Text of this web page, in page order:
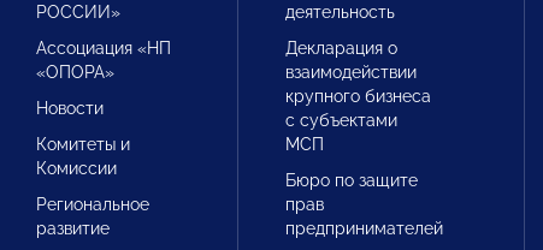
РОССИИ»
Ассоциация «НП
«ОПОРА»
Новости
Комитеты и
Комиссии
Региональное
развитие
деятельность
Декларация о
взаимодействии
крупного бизнеса
с субъектами
МСП
Бюро по защите
прав
предпринимателей